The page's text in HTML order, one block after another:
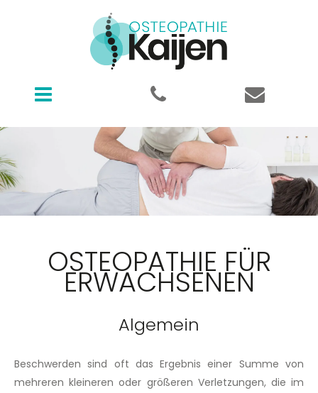
Osteopathie Kaijen
OSTEOPATHIE FÜR
ERWACHSENEN
Algemein
Beschwerden sind oft das Ergebnis einer Summe von
mehreren kleineren oder größeren Verletzungen, die im